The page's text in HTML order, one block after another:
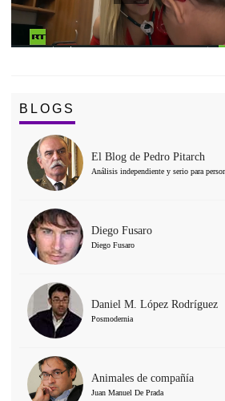
BLOGS
El Blog de Pedro Pitarch
Análisis independiente y serio para
Diego Fusaro
Diego Fusaro
Daniel M. López Rodríguez
Posmodernia
Animales de compañía
Juan Manuel De Prada